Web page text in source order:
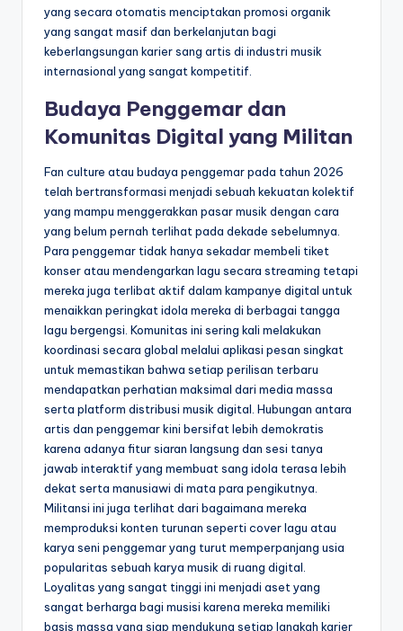
yang secara otomatis menciptakan promosi organik
yang sangat masif dan berkelanjutan bagi
keberlangsungan karier sang artis di industri musik
internasional yang sangat kompetitif.
Budaya Penggemar dan
Komunitas Digital yang Militan
Fan culture atau budaya penggemar pada tahun 2026
telah bertransformasi menjadi sebuah kekuatan kolektif
yang mampu menggerakkan pasar musik dengan cara
yang belum pernah terlihat pada dekade sebelumnya.
Para penggemar tidak hanya sekadar membeli tiket
konser atau mendengarkan lagu secara streaming tetapi
mereka juga terlibat aktif dalam kampanye digital untuk
menaikkan peringkat idola mereka di berbagai tangga
lagu bergengsi. Komunitas ini sering kali melakukan
koordinasi secara global melalui aplikasi pesan singkat
untuk memastikan bahwa setiap perilisan terbaru
mendapatkan perhatian maksimal dari media massa
serta platform distribusi musik digital. Hubungan antara
artis dan penggemar kini bersifat lebih demokratis
karena adanya fitur siaran langsung dan sesi tanya
jawab interaktif yang membuat sang idola terasa lebih
dekat serta manusiawi di mata para pengikutnya.
Militansi ini juga terlihat dari bagaimana mereka
memproduksi konten turunan seperti cover lagu atau
karya seni penggemar yang turut memperpanjang usia
popularitas sebuah karya musik di ruang digital.
Loyalitas yang sangat tinggi ini menjadi aset yang
sangat berharga bagi musisi karena mereka memiliki
basis massa yang siap mendukung setiap langkah karier